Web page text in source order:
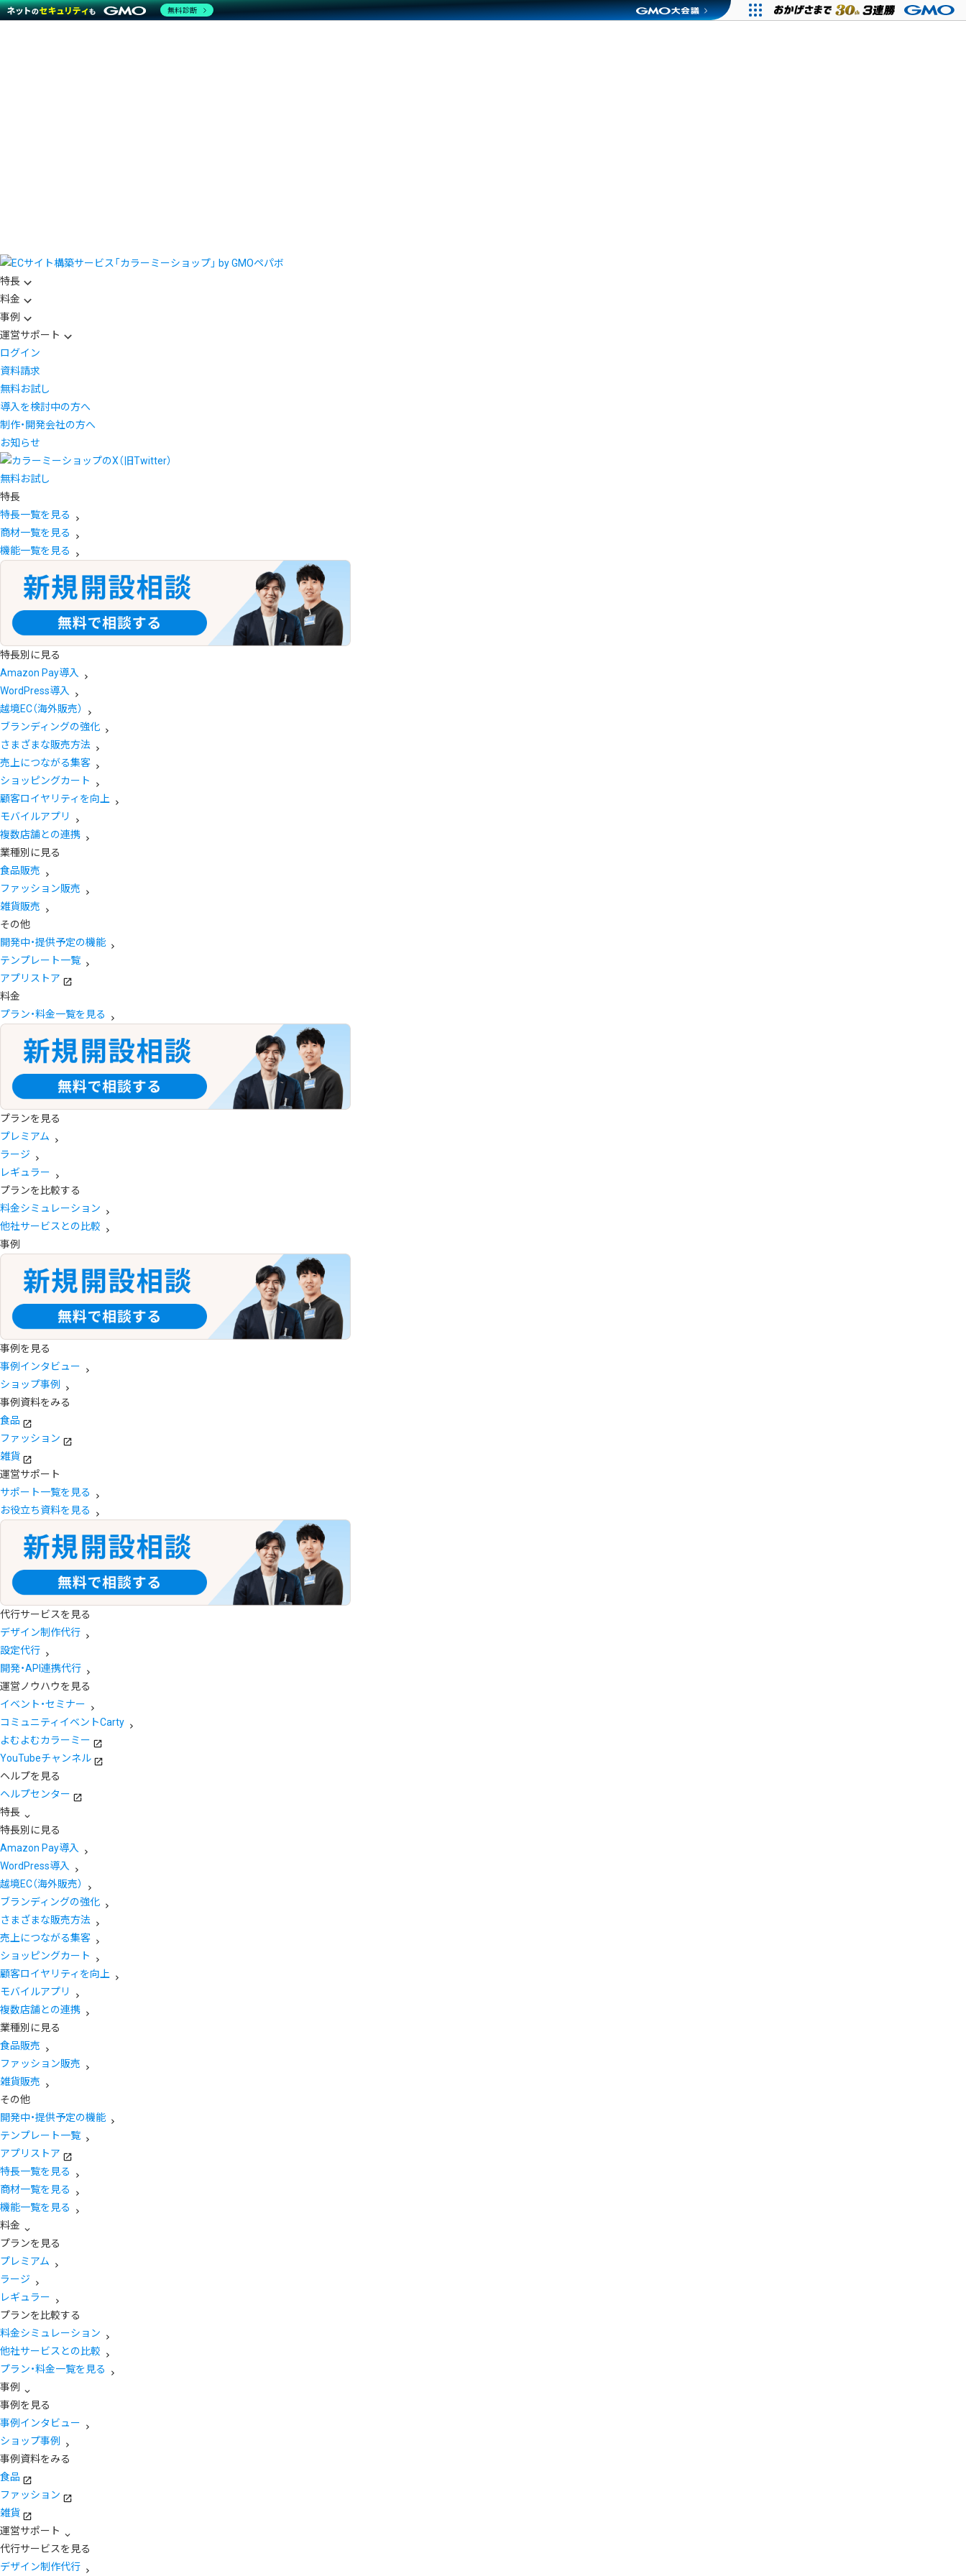
特長
料金
事例
運営サポート
ログイン
資料請求
無料お試し
導入を検討中の方へ
制作・開発会社の方へ
お知らせ
無料お試し
特長
特長一覧を見る
商材一覧を見る
機能一覧を見る
特長別に見る
Amazon Pay導入
WordPress導入
越境EC（海外販売）
ブランディングの強化
さまざまな販売方法
売上につながる集客
ショッピングカート
顧客ロイヤリティを向上
モバイルアプリ
複数店舗との連携
業種別に見る
食品販売
ファッション販売
雑貨販売
その他
開発中・提供予定の機能
テンプレート一覧
アプリストア
料金
プラン・料金一覧を見る
プランを見る
プレミアム
ラージ
レギュラー
プランを比較する
料金シミュレーション
他社サービスとの比較
事例
事例を見る
事例インタビュー
ショップ事例
事例資料をみる
食品
ファッション
雑貨
運営サポート
サポート一覧を見る
お役立ち資料を見る
代行サービスを見る
デザイン制作代行
設定代行
開発・API連携代行
運営ノウハウを見る
イベント・セミナー
コミュニティイベントCarty
よむよむカラーミー
YouTubeチャンネル
ヘルプを見る
ヘルプセンター
特長
特長別に見る
Amazon Pay導入
WordPress導入
越境EC（海外販売）
ブランディングの強化
さまざまな販売方法
売上につながる集客
ショッピングカート
顧客ロイヤリティを向上
モバイルアプリ
複数店舗との連携
業種別に見る
食品販売
ファッション販売
雑貨販売
その他
開発中・提供予定の機能
テンプレート一覧
アプリストア
特長一覧を見る
商材一覧を見る
機能一覧を見る
料金
プランを見る
プレミアム
ラージ
レギュラー
プランを比較する
料金シミュレーション
他社サービスとの比較
プラン・料金一覧を見る
事例
事例を見る
事例インタビュー
ショップ事例
事例資料をみる
食品
ファッション
雑貨
運営サポート
代行サービスを見る
デザイン制作代行
無料診断